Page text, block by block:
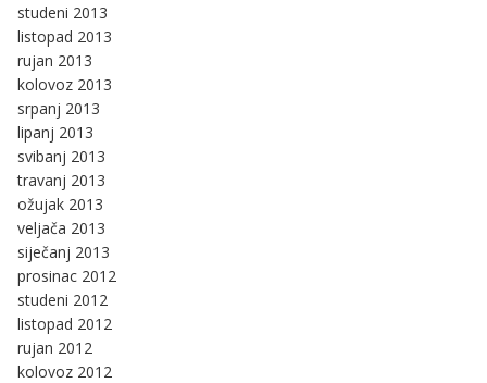
studeni 2013
listopad 2013
rujan 2013
kolovoz 2013
srpanj 2013
lipanj 2013
svibanj 2013
travanj 2013
ožujak 2013
veljača 2013
siječanj 2013
prosinac 2012
studeni 2012
listopad 2012
rujan 2012
kolovoz 2012